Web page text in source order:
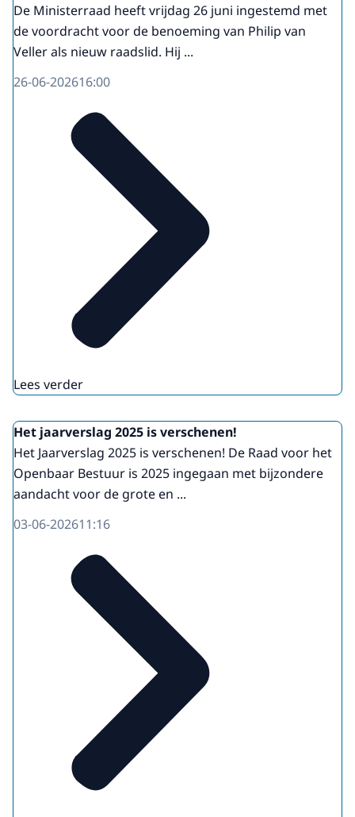
De Ministerraad heeft vrijdag 26 juni ingestemd met
de voordracht voor de benoeming van Philip van
Veller als nieuw raadslid. Hij ...
26-06-202616:00
Lees verder
Het jaarverslag 2025 is verschenen!
Het Jaarverslag 2025 is verschenen! De Raad voor het
Openbaar Bestuur is 2025 ingegaan met bijzondere
aandacht voor de grote en ...
03-06-202611:16